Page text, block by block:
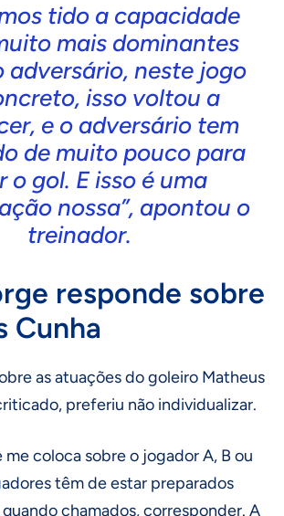
tido a capacidade
mais dominantes
adversário, neste jogo
isso voltou a
e o adversário tem
de muito pouco para
o gol. E isso é uma
nossa”, apontou o
treinador.
responde sobre
Cunha
as atuações do goleiro Matheus
preferiu não individualizar.
me coloca sobre o jogador A, B ou
têm de estar preparados
chamados, corresponder. A